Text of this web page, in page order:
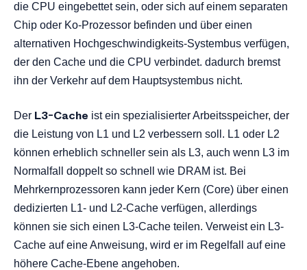
die CPU eingebettet sein, oder sich auf einem separaten
Chip oder Ko-Prozessor befinden und über einen
alternativen Hochgeschwindigkeits-Systembus verfügen,
der den Cache und die CPU verbindet. dadurch bremst
ihn der Verkehr auf dem Hauptsystembus nicht.
Der L3-Cache ist ein spezialisierter Arbeitsspeicher, der
die Leistung von L1 und L2 verbessern soll. L1 oder L2
können erheblich schneller sein als L3, auch wenn L3 im
Normalfall doppelt so schnell wie DRAM ist. Bei
Mehrkernprozessoren kann jeder Kern (Core) über einen
dedizierten L1- und L2-Cache verfügen, allerdings
können sie sich einen L3-Cache teilen. Verweist ein L3-
Cache auf eine Anweisung, wird er im Regelfall auf eine
höhere Cache-Ebene angehoben.